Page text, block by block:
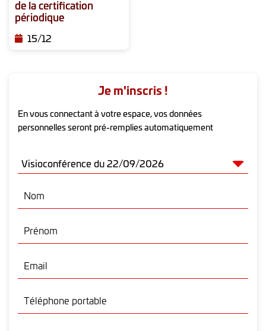
modalités détaillées de cette démarche,
pédagogique global est de 180.00 €
Nous rappelons que fmc-ActioN ne
demande pas de frais d'adhésion.
de la certification
périodique
15/12
Je m'inscris !
En vous connectant à votre espace, vos données
personnelles seront pré-remplies automatiquement
Nom
Prénom
Email
Téléphone portable